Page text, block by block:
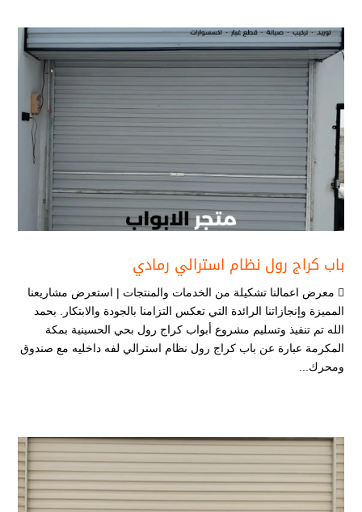
باب كراج رول نظام استرالي رمادي
 معرض اعمالنا تشكيلة من الخدمات والمنتجات | استعرض مشاريعنا
المميزة وإنجازاتنا الرائدة التي تعكس التزامنا بالجودة والابتكار. بحمد
الله تم تنفيذ وتسليم مشروع أبواب كراج رول بحي الحسينية بمكة
المكرمة عبارة عن باب كراج رول نظام استرالي لفه داخليه مع صندوق
ومحرك...